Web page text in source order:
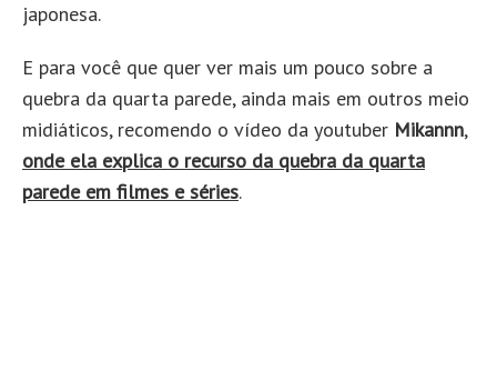
japonesa.
E para você que quer ver mais um pouco sobre a
quebra da quarta parede, ainda mais em outros meio
midiáticos, recomendo o vídeo da youtuber Mikannn,
onde ela explica o recurso da quebra da quarta
parede em filmes e séries.